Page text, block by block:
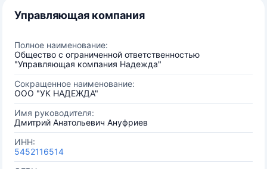
Управляющая компания
Полное наименование:
Общество с ограниченной ответственностью
"Управляющая компания Надежда"
Сокращенное наименование:
ООО "УК НАДЕЖДА"
Имя руководителя:
Дмитрий Анатольевич Ануфриев
ИНН:
5452116514